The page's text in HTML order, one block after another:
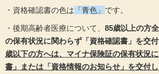
・資格確認書の色は 「青色」 です。
・後期高齢者医療について、 85歳以上の方
の保有状況に関わらず「資格確認書」を交付
歳以下の方へは、マイナ保険証の保有状況
書」または「資格情報のお知らせ」を交付し